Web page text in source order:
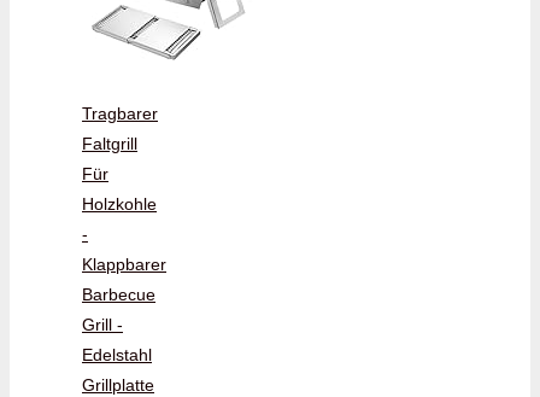
Tragbarer
Faltgrill
Für
Holzkohle
-
Klappbarer
Barbecue
Grill -
Edelstahl
Grillplatte